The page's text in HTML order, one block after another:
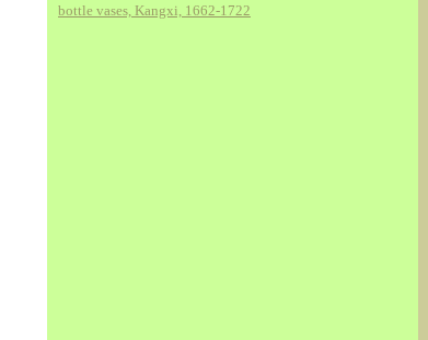
bottle vases, Kangxi, 1662-1722